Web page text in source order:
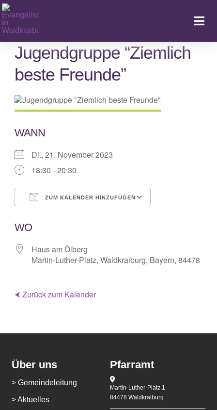
Zum
Inhalt
springen
Jugendgruppe “Ziemlich
beste Freunde”
WANN
Di., 21. November 2023
18:30 - 20:30
ZUM KALENDER HINZUFÜGEN
WO
Haus am Ölberg
Martin-Luther-Platz, Waldkraiburg, Bayern, 84478
⮜ Zurück zum Kalender
Über uns
> Gemeindeleitung
> Aktuelles
Pfarramt
Martin-Luther-Platz 1
84478 Waldkraiburg